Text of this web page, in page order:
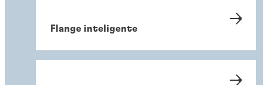
Flange inteligente